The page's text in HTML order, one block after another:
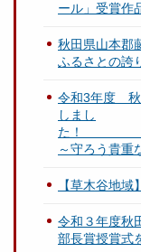
ール」受賞作
秋田県山本郡
ふるさとの誇
令和3年度 秋
しまし
～守ろう貴重
【草木谷地
令和３年度秋
部長賞授賞式